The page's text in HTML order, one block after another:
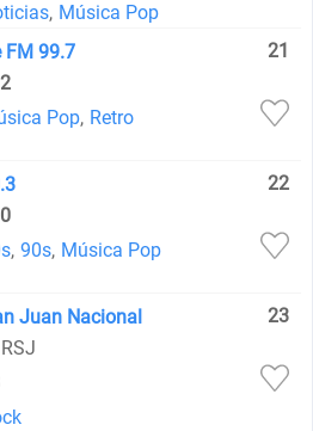
, Música Pop
FM 99.7
21
Pop, Retro
22
, 90s, Música Pop
Juan Nacional
23